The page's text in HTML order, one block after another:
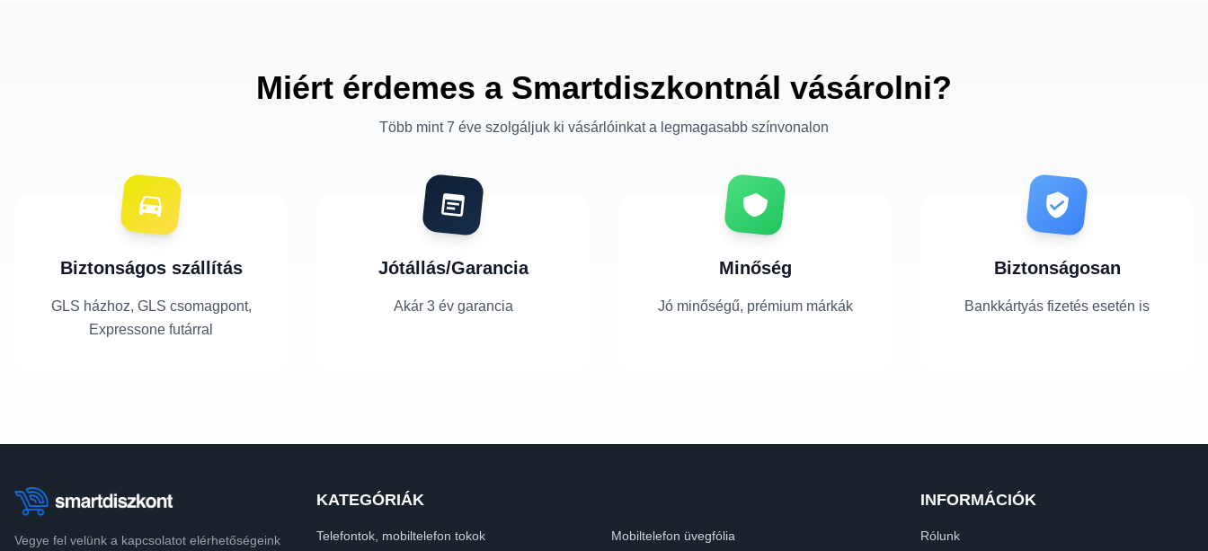
Miért érdemes a Smartdiszkontnál vásárolni?
Több mint 7 éve szolgáljuk ki vásárlóinkat a legmagasabb színvonalon
Biztonságos szállítás
GLS házhoz, GLS csomagpont,
Expressone futárral
Jótállás/Garancia
Akár 3 év garancia
Minőség
Jó minőségű, prémium márkák
Biztonságosan
Bankkártyás fizetés esetén is
Vegye fel velünk a kapcsolatot elérhetőségeink
KATEGÓRIÁK
Telefontok, mobiltelefon tokok
Mobiltelefon üvegfólia
INFORMÁCIÓK
Rólunk